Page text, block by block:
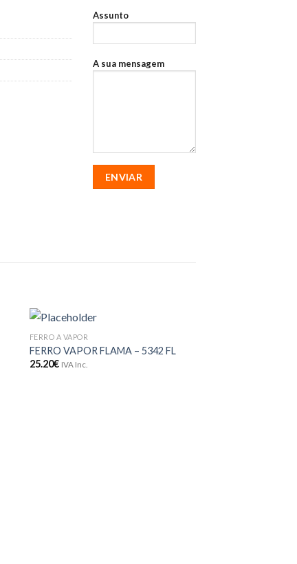
Assunto
A sua mensagem
aos meus
FERRO A VAPOR
FERRO VAPOR FLAMA – 5342 FL
25.20€ IVA Inc.